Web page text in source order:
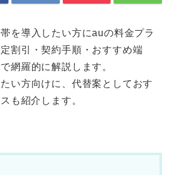
を導入したい方にauの料金プラ
割引・契約手順・おすすめ端
網羅的に解説します。
い方向けに、代替案としておす
も紹介します。